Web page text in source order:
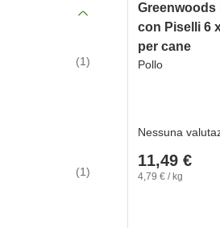
(1)
(1)
Greenwoods
con Piselli 6
per cane
Pollo
11,49 €
4,79 € / kg
Nessuna